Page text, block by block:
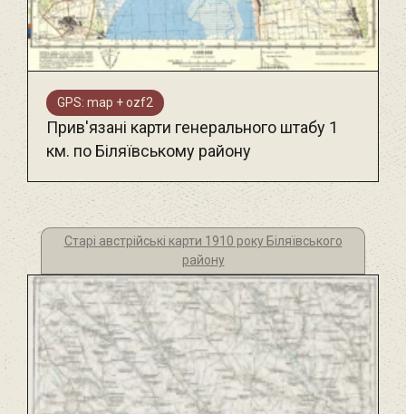
GPS: map + ozf2
Прив'язані карти генерального штабу 1
км. по Біляївському району
Старі австрійські карти 1910 року Біляївського
району